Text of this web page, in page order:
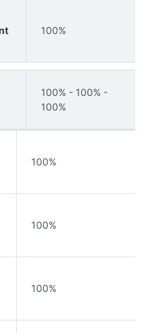
100%
100% - 100% -
100%
100%
100%
100%